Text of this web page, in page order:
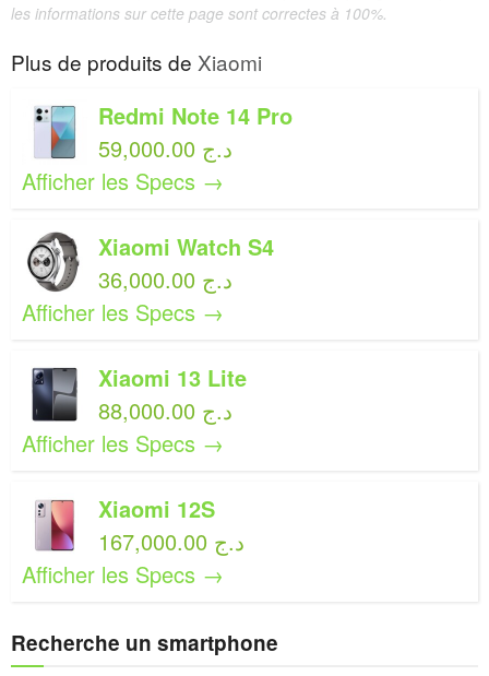
les informations sur cette page sont correctes à 100%.
Plus de produits de Xiaomi
Redmi Note 14 Pro
59,000.00 د.ج
Afficher les Specs →
Xiaomi Watch S4
36,000.00 د.ج
Afficher les Specs →
Xiaomi 13 Lite
88,000.00 د.ج
Afficher les Specs →
Xiaomi 12S
167,000.00 د.ج
Afficher les Specs →
Recherche un smartphone